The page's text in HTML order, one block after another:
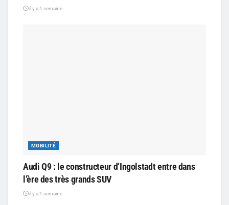
il y a 1 semaine
MOBILITÉ
Audi Q9 : le constructeur d’Ingolstadt entre dans
l’ère des très grands SUV
il y a 1 semaine